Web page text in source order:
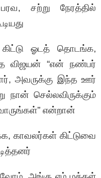
சற்று நேரத்தில்
கிட்டு ஓடத் தொடங்க,
விஜயன் “என் நண்பர்
அவருக்கு இந்த ஊர்
நான் செல்லவிருக்கும்
என்றான்
காவலர்கள் கிட்டுவை